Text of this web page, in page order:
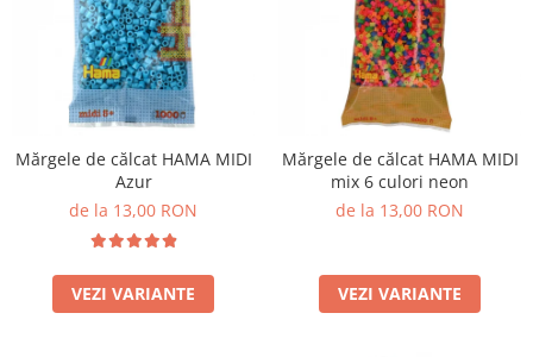
Mărgele de călcat HAMA MIDI
Azur
de la 13,00 RON
VEZI VARIANTE
Mărgele de călcat HAMA MIDI
mix 6 culori neon
de la 13,00 RON
VEZI VARIANTE